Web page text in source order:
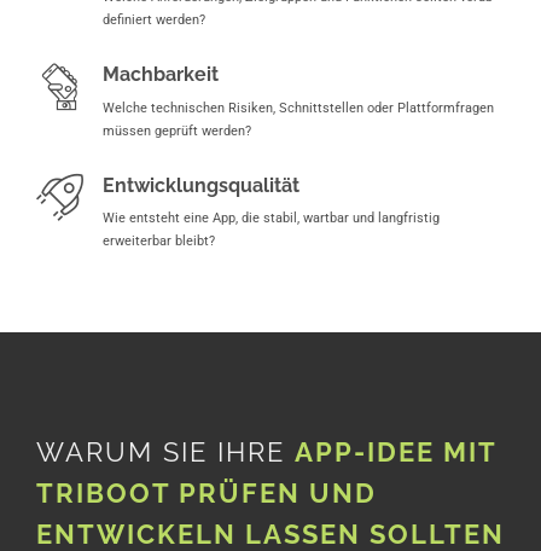
definiert werden?
Machbarkeit
Welche technischen Risiken, Schnittstellen oder Plattformfragen
müssen geprüft werden?
Entwicklungsqualität
Wie entsteht eine App, die stabil, wartbar und langfristig
erweiterbar bleibt?
WARUM SIE IHRE APP-IDEE MIT
TRIBOOT PRÜFEN UND
ENTWICKELN LASSEN SOLLTEN